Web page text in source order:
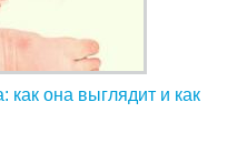
как она выглядит и как